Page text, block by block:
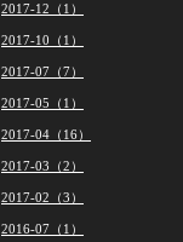
2017-12（1）
2017-10（1）
2017-07（7）
2017-05（1）
2017-04（16）
2017-03（2）
2017-02（3）
2016-07（1）